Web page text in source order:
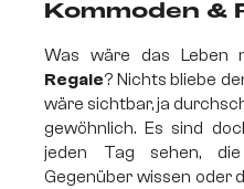
Kommoden &
Was wäre das Leben
Regale? Nichts bliebe
wäre sichtbar, ja
gewöhnlich. Es sind
jeden Tag sehen,
Gegenüber wissen oder